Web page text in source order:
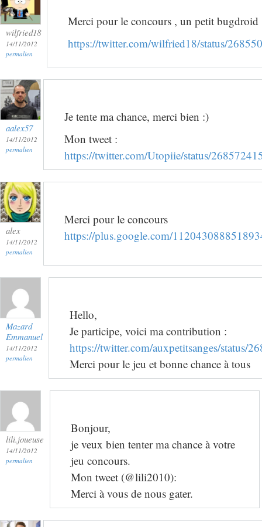
wilfried18
14/11/2012
permalien
Merci pour le concours , un petit bugdroid
https://twitter.com/wilfried18/status/
aalex57
14/11/2012
permalien
Je tente ma chance, merci bien :)
Mon tweet :
https://twitter.com/Utopiie/status/
alex
14/11/2012
permalien
Merci pour le concours
https://plus.google.com/
Mazard
Emmanuel
14/11/2012
permalien
Hello,
Je participe, voici ma contribution :
https://twitter.com/auxpetitsanges/status/
Merci pour le jeu et bonne chance à tous
lili.joueuse
14/11/2012
permalien
Bonjour,
je veux bien tenter ma chance à votre
jeu concours.
Mon tweet (@lili2010):
Merci à vous de nous gater.